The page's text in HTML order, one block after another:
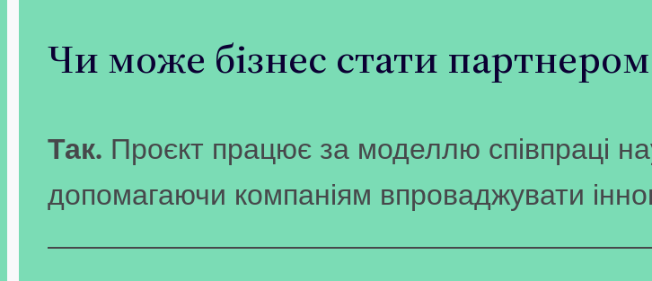
Чи може бізнес стати
Так. Проєкт працює за моделлю співпраці
допомагаючи компаніям впроваджувати